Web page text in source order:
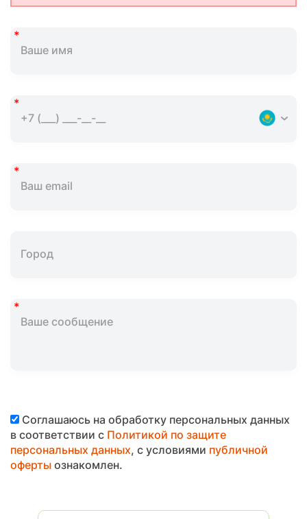
Соглашаюсь на обработку персональных данных
в соответствии с Политикой по защите
персональных данных, с условиями публичной
офертыознакомлен.